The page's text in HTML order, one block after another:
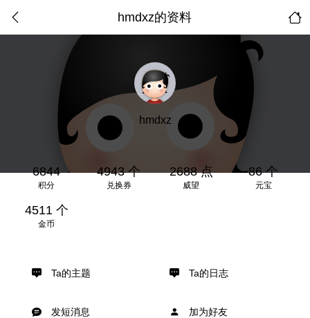
hmdxz的资料
hmdxz
6844
积分
4943 个
兑换券
2688 点
威望
86 个
元宝
4511 个
金币
Ta的主题 Ta的日志
发短消息 加为好友